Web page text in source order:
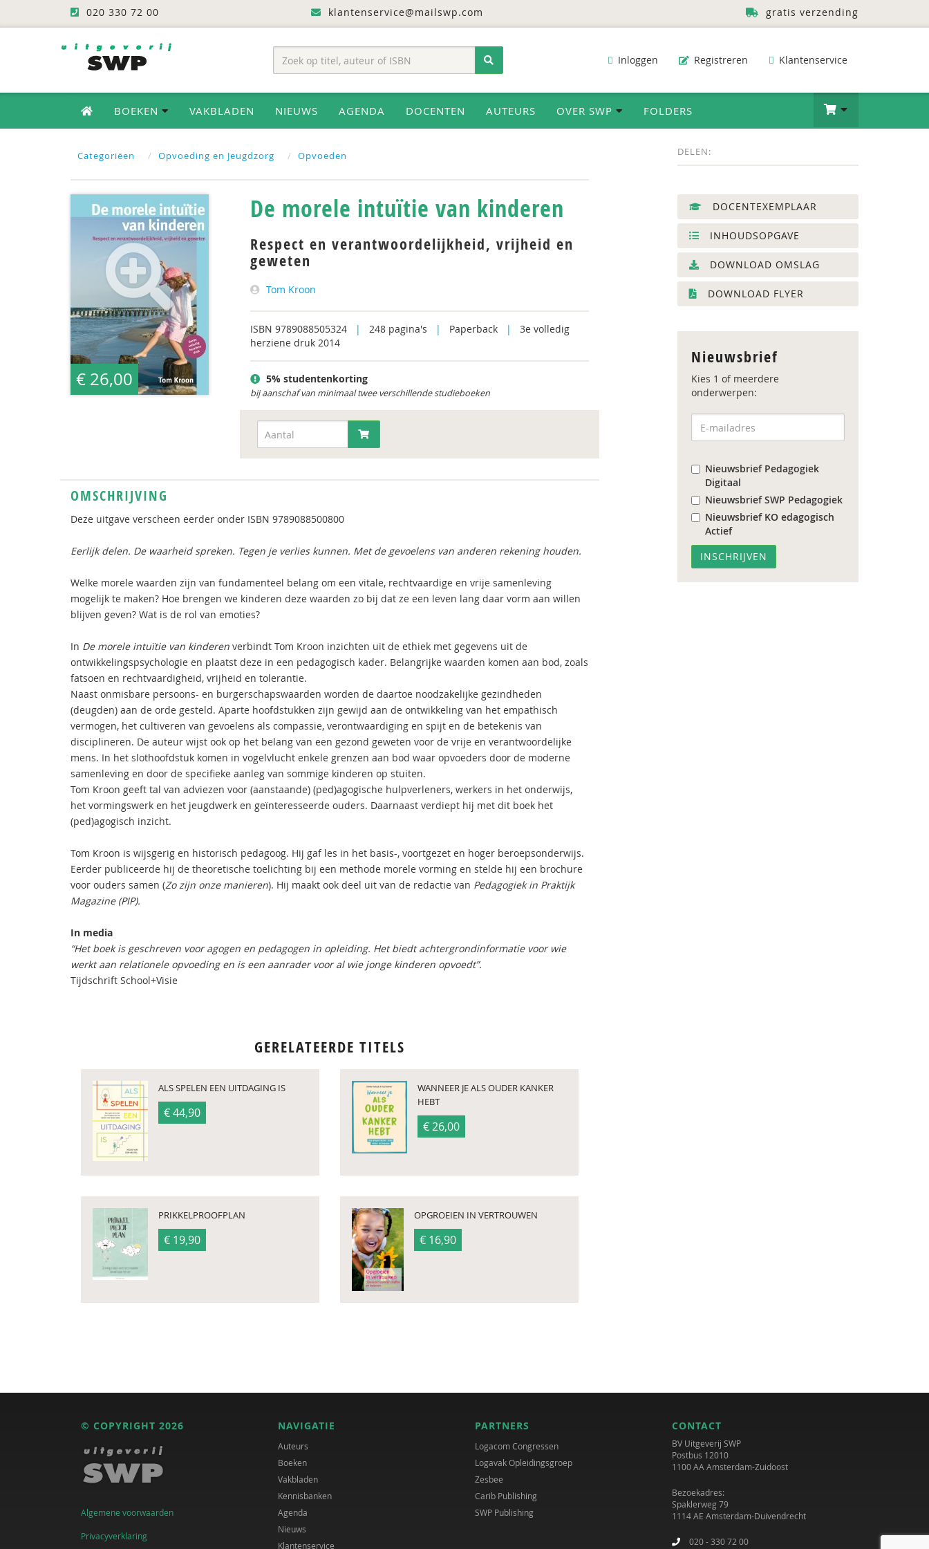
020 330 72 00 klantenservice@mailswp.com gratis verzending
Inloggen Registreren Klantenservice
BOEKEN VAKBLADEN NIEUWS AGENDA DOCENTEN AUTEURS OVER SWP FOLDERS
Categoriëen Opvoeding en Jeugdzorg Opvoeden DELEN:
€ 26,00
De morele intuïtie van kinderen
Respect en verantwoordelijkheid, vrijheid en
geweten
Tom Kroon
ISBN 9789088505324 | 248 pagina's | Paperback |
3e volledig
herziene druk 2014
5% studentenkorting
bij aanschaf van minimaal twee verschillende studieboeken
OMSCHRIJVING
Deze uitgave verscheen eerder onder ISBN 9789088500800
Eerlijk delen. De waarheid spreken. Tegen je verlies kunnen. Met de gevoelens van anderen rekening houden.
Welke morele waarden zijn van fundamenteel belang om een vitale, rechtvaardige en vrije samenleving
mogelijk te maken? Hoe brengen we kinderen deze waarden zo bij dat ze een leven lang daar vorm aan willen
blijven geven? Wat is de rol van emoties?
In De morele intuïtie van kinderen verbindt Tom Kroon inzichten uit de ethiek met gegevens uit de
ontwikkelingspsychologie en plaatst deze in een pedagogisch kader. Belangrijke waarden komen aan bod, zoals
fatsoen en rechtvaardigheid, vrijheid en tolerantie.
Naast onmisbare persoons- en burgerschapswaarden worden de daartoe noodzakelijke gezindheden
(deugden) aan de orde gesteld. Aparte hoofdstukken zijn gewijd aan de ontwikkeling van het empathisch
vermogen, het cultiveren van gevoelens als compassie, verontwaardiging en spijt en de betekenis van
disciplineren. De auteur wijst ook op het belang van een gezond geweten voor de vrije en verantwoordelijke
mens. In het slothoofdstuk komen in vogelvlucht enkele grenzen aan bod waar opvoeders door de moderne
samenleving en door de specifieke aanleg van sommige kinderen op stuiten.
Tom Kroon geeft tal van adviezen voor (aanstaande) (ped)agogische hulpverleners, werkers in het onderwijs,
het vormingswerk en het jeugdwerk en geïnteresseerde ouders. Daarnaast verdiept hij met dit boek het
(ped)agogisch inzicht.
Tom Kroon is wijsgerig en historisch pedagoog. Hij gaf les in het basis-, voortgezet en hoger beroepsonderwijs.
Eerder publiceerde hij de theoretische toelichting bij een methode morele vorming en stelde hij een brochure
voor ouders samen (Zo zijn onze manieren). Hij maakt ook deel uit van de redactie van Pedagogiek in Praktijk
Magazine (PIP).
In media
“Het boek is geschreven voor agogen en pedagogen in opleiding. Het biedt achtergrondinformatie voor wie
werkt aan relationele opvoeding en is een aanrader voor al wie jonge kinderen opvoedt”.
Tijdschrift School+Visie
GERELATEERDE TITELS
ALS SPELEN EEN UITDAGING IS
€ 44,90
WANNEER JE ALS OUDER KANKER
HEBT
€ 26,00
PRIKKELPROOFPLAN
€ 19,90
OPGROEIEN IN VERTROUWEN
€ 16,90
DOCENTEXEMPLAAR
INHOUDSOPGAVE
DOWNLOAD OMSLAG
DOWNLOAD FLYER
Nieuwsbrief
Kies 1 of meerdere
onderwerpen:
Nieuwsbrief Pedagogiek
Digitaal
Nieuwsbrief SWP Pedagogiek
Nieuwsbrief KO edagogisch
Actief
© COPYRIGHT 2026
Algemene voorwaarden
Privacyverklaring
NAVIGATIE
Auteurs
Boeken
Vakbladen
Kennisbanken
Agenda
Nieuws
Klantenservice
PARTNERS
Logacom Congressen
Logavak Opleidingsgroep
Zesbee
Carib Publishing
SWP Publishing
CONTACT
BV Uitgeverij SWP
Postbus 12010
1100 AA Amsterdam-Zuidoost
Bezoekadres:
Spaklerweg 79
1114 AE Amsterdam-Duivendrecht
020 - 330 72 00